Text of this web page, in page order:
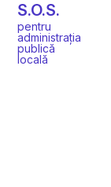
S.O.S.
pentru
administrația
publică
locală